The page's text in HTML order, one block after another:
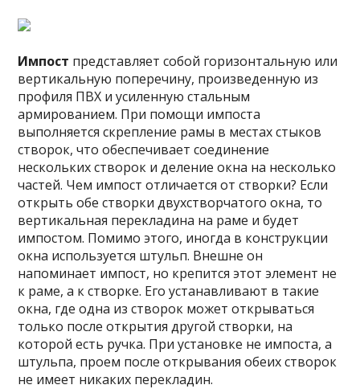
Импост представляет собой горизонтальную или
вертикальную поперечину, произведенную из
профиля ПВХ и усиленную стальным
армированием. При помощи импоста
выполняется скрепление рамы в местах стыков
створок, что обеспечивает соединение
нескольких створок и деление окна на несколько
частей. Чем импост отличается от створки? Если
открыть обе створки двухстворчатого окна, то
вертикальная перекладина на раме и будет
импостом. Помимо этого, иногда в конструкции
окна используется штульп. Внешне он
напоминает импост, но крепится этот элемент не
к раме, а к створке. Его устанавливают в такие
окна, где одна из створок может открываться
только после открытия другой створки, на
которой есть ручка. При установке не импоста, а
штульпа, проем после открывания обеих створок
не имеет никаких перекладин.